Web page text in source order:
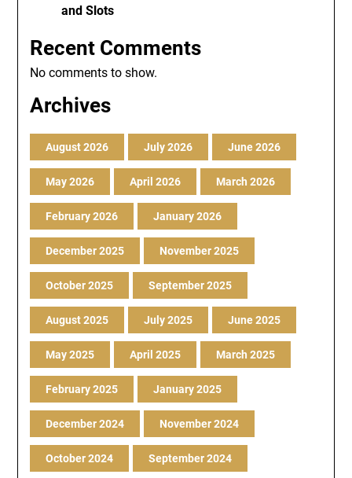
and Slots
Recent Comments
No comments to show.
Archives
August 2026 July 2026 June 2026
May 2026 April 2026 March 2026
February 2026 January 2026
December 2025 November 2025
October 2025 September 2025
August 2025 July 2025 June 2025
May 2025 April 2025 March 2025
February 2025 January 2025
December 2024 November 2024
October 2024 September 2024